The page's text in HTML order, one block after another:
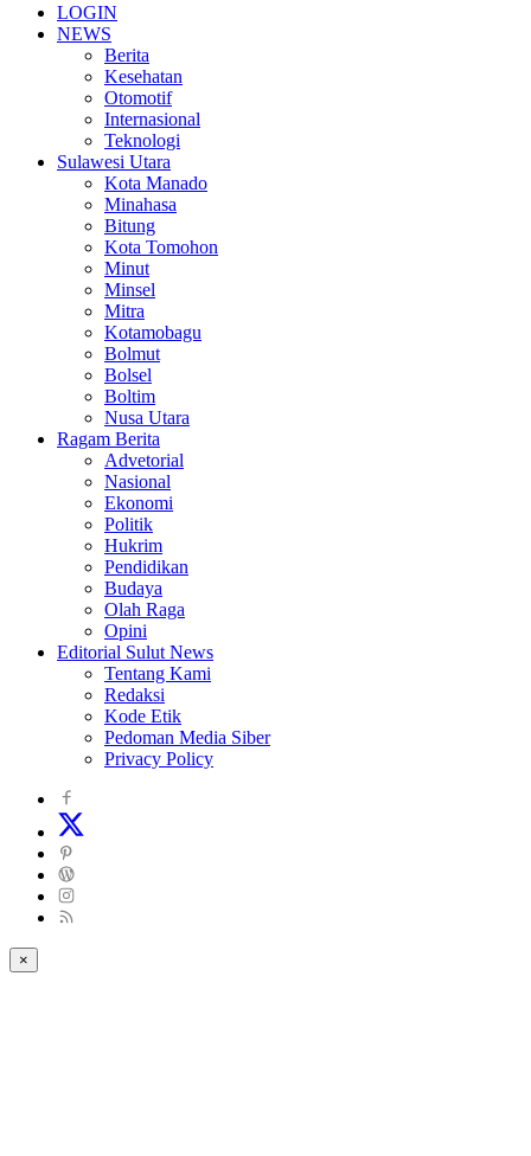
LOGIN
NEWS
Berita
Kesehatan
Otomotif
Internasional
Teknologi
Sulawesi Utara
Kota Manado
Minahasa
Bitung
Kota Tomohon
Minut
Minsel
Mitra
Kotamobagu
Bolmut
Bolsel
Boltim
Nusa Utara
Ragam Berita
Advetorial
Nasional
Ekonomi
Politik
Hukrim
Pendidikan
Budaya
Olah Raga
Opini
Editorial Sulut News
Tentang Kami
Redaksi
Kode Etik
Pedoman Media Siber
Privacy Policy
×